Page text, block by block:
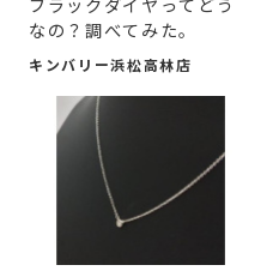
なの？調べてみた。
キンバリー浜松高林店